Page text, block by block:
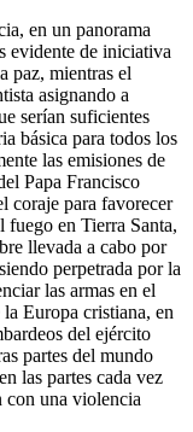
en un panorama
evidente de iniciativa
paz, mientras el
asignando a
serían suficientes
básica para todos los
las emisiones de
Papa Francisco
coraje para favorecer
en Tierra Santa,
llevada a cabo por
perpetrada por la
las armas en el
Europa cristiana, en
del ejército
partes del mundo
las partes cada vez
con una violencia